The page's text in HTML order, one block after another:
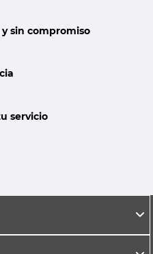
sin compromiso
servicio